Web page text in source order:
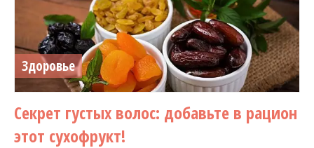
Здоровье
Секрет густых волос: добавьте в рацион
этот сухофрукт!